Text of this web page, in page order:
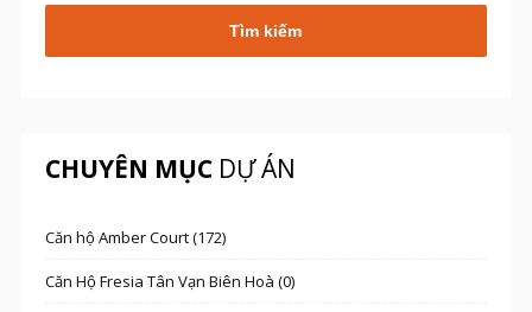
CHUYÊN MỤCDỰ ÁN
Căn hộ Amber Court (172)
Căn Hộ Fresia Tân Vạn Biên Hoà (0)